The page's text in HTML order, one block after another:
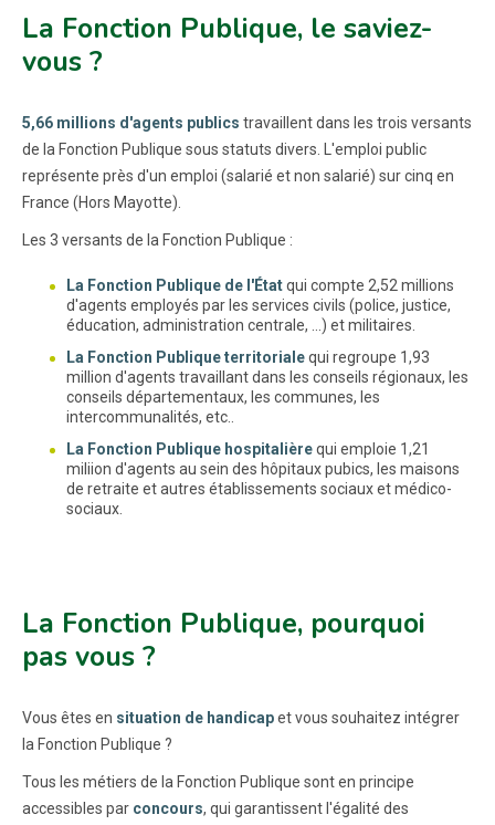
La Fonction Publique, le saviez-
vous ?
5,66 millions d'agents publics travaillent dans les trois versants
de la Fonction Publique sous statuts divers. L'emploi public
représente près d'un emploi (salarié et non salarié) sur cinq en
France (Hors Mayotte).
Les 3 versants de la Fonction Publique :
La Fonction Publique de l'Étatqui compte 2,52 millions
d'agents employés par les services civils (police, justice,
éducation, administration centrale, ...) et militaires.
La Fonction Publique territorialequi regroupe 1,93
million d'agents travaillant dans les conseils régionaux, les
conseils départementaux, les communes, les
intercommunalités, etc..
La Fonction Publique hospitalièrequi emploie 1,21
miliion d'agents au sein des hôpitaux pubics, les maisons
de retraite et autres établissements sociaux et médico-
sociaux.
La Fonction Publique, pourquoi
pas vous ?
Vous êtes en situation de handicapet vous souhaitez intégrer
la Fonction Publique ?
Tous les métiers de la Fonction Publique sont en principe
accessibles par concours, qui garantissent l'égalité des